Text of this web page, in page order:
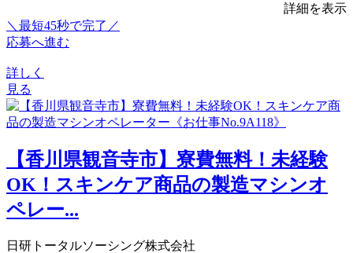
詳細を表示
＼最短45秒で完了／
応募へ進む
詳しく
見る
【香川県観音寺市】寮費無料！未経験
OK！スキンケア商品の製造マシンオ
ペレー...
日研トータルソーシング株式会社